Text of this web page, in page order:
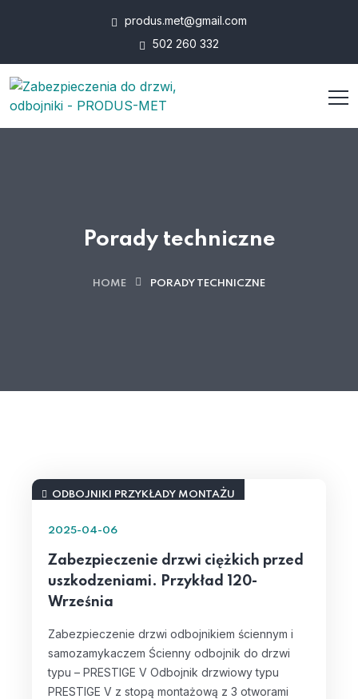
produs.met@gmail.com
502 260 332
Porady techniczne
HOME PORADY TECHNICZNE
ODBOJNIKI PRZYKŁADY MONTAŻU
2025-04-06
Zabezpieczenie drzwi ciężkich przed
uszkodzeniami. Przykład 120-
Września
Zabezpieczenie drzwi odbojnikiem ściennym i
samozamykaczem Ścienny odbojnik do drzwi
typu – PRESTIGE V Odbojnik drzwiowy typu
PRESTIGE V z stopą montażową z 3 otworami